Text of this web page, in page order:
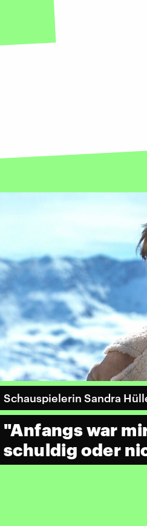
Schauspielerin Sandra
"Anfangs war
schuldig oder